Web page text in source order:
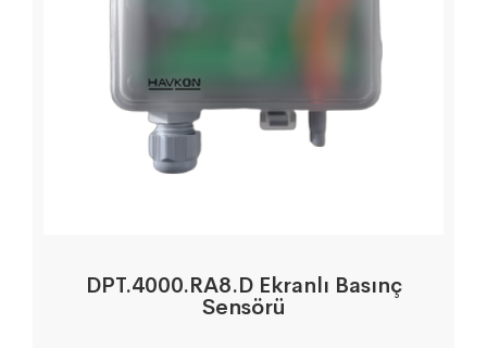
DPT.4000.RA8.D Ekranlı Basınç
Sensörü